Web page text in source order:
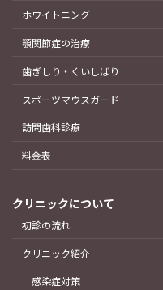
ホワイトニング
顎関節症の治療
歯ぎしり・くいしばり
スポーツマウスガード
訪問歯科診療
料金表
クリニックについて
初診の流れ
クリニック紹介
感染症対策